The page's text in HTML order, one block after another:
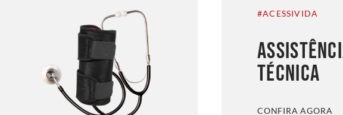
#ACESSIVIDA
TÉCNICA
CONFIRA AGORA